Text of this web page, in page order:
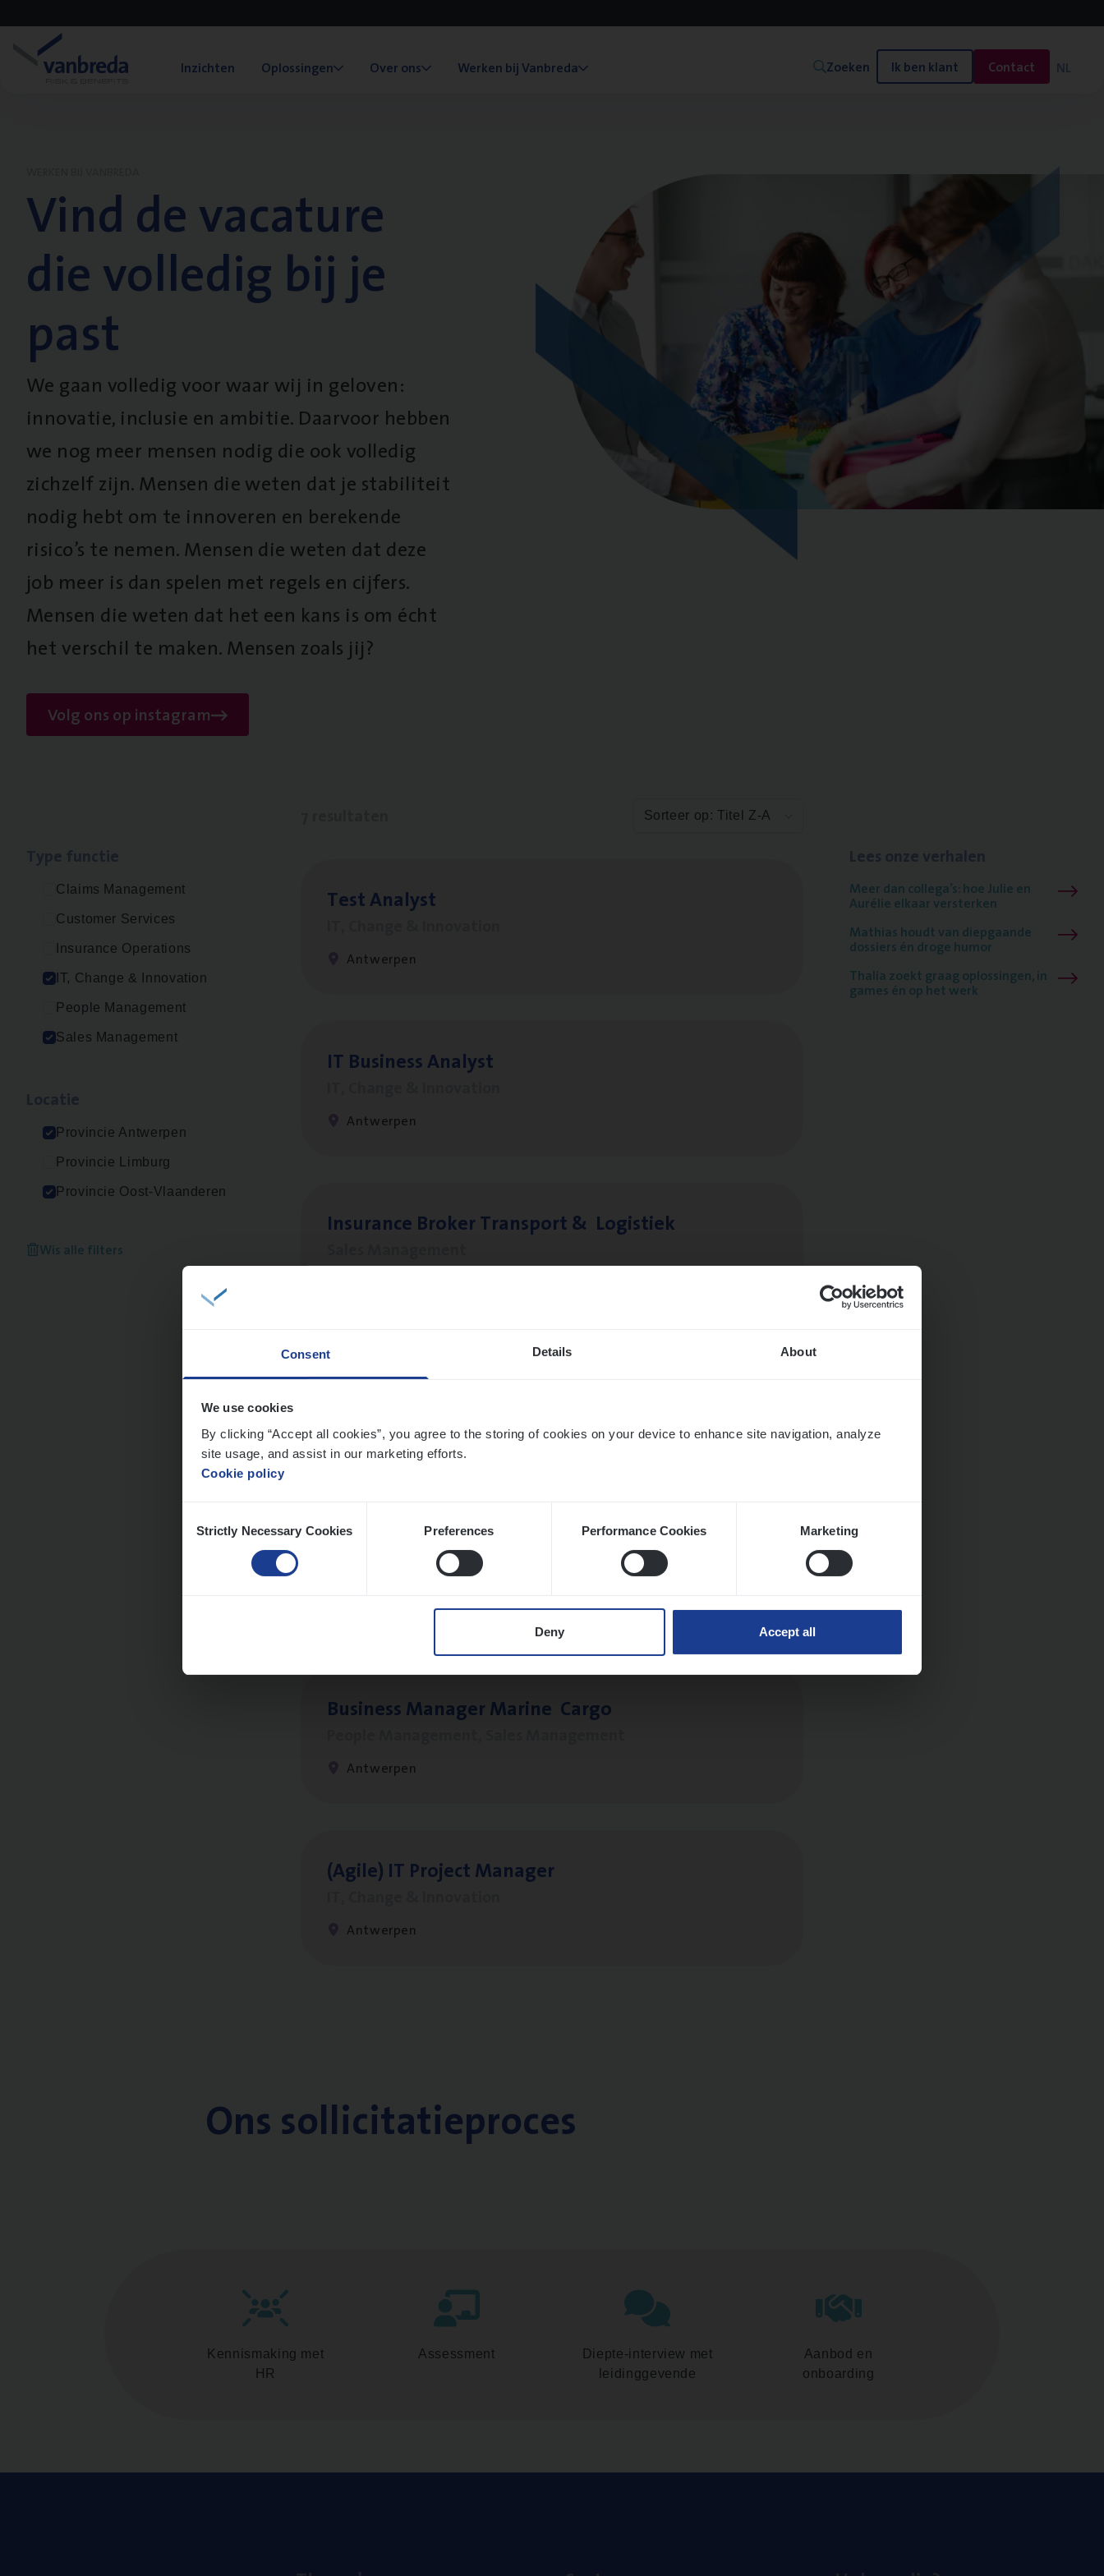
Consent Details About
We use cookies
By clicking “Accept all cookies”, you agree to the storing of cookies on your device to enhance site navigation, analyze
site usage, and assist in our marketing efforts.
Cookie policy
Selection
Strictly Necessary Cookies Preferences Performance Cookies Marketing
Deny Accept all
Inzichten Oplossingen Over ons Werken bij Vanbreda Zoeken Ik ben klant Contact NL
Vind de vacature
die volledig bij je
past
We gaan volledig voor waar wij in geloven:
innovatie, inclusie en ambitie. Daarvoor hebben
we nog meer mensen nodig die ook volledig
zichzelf zijn. Mensen die weten dat je stabiliteit
nodig hebt om te innoveren en berekende
risico’s te nemen. Mensen die weten dat deze
job meer is dan spelen met regels en cijfers.
Mensen die weten dat het een kans is om écht
het verschil te maken. Mensen zoals jij?
Volg ons op instagram
Claims Management
Customer Services
Insurance Operations
IT, Change & Innovation
People Management
Sales Management
Provincie Antwerpen
Provincie Limburg
Provincie Oost-Vlaanderen
Wis alle filters
Sorteer op: Titel Z-A
Test Ana­lyst
Antwerpen
IT Busi­ness Analyst
Antwerpen
Insu­ran­ce Bro­ker Trans­port& Logistiek
Insu­ran­ce Bro­ker
Antwerpen
Cor­po­ra­te Insu­ran­ce Bro­ker Property
Sales Management
Busi­ness Mana­ger Mari­ne Cargo
Antwerpen
(Agi­le) IT Pro­ject Manager
Antwerpen
Meer dan collega’s: hoe Julie en
Aurélie elkaar versterken
Mathias houdt van diepgaande
dossiers én droge humor
Thalia zoekt graag oplossingen, in
games én op het werk
Ons sollicitatieproces
Kennismaking met
HR
Assessment
Diepte-interview met
leidinggevende
Aanbod en
onboarding